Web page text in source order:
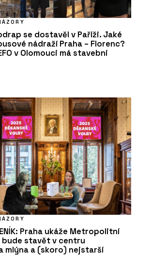
se dostavěl v Paříži. Jaké
nádraží Praha – Florenc?
v Olomouci má stavební
Praha ukáže Metropolitní
bude stavět v centru
mlýna a (skoro) nejstarší